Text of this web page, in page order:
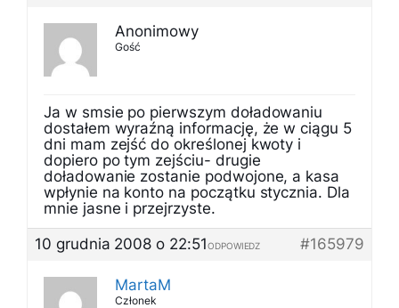
Anonimowy
Gość
Ja w smsie po pierwszym doładowaniu
dostałem wyraźną informację, że w ciągu 5
dni mam zejść do określonej kwoty i
dopiero po tym zejściu- drugie
doładowanie zostanie podwojone, a kasa
wpłynie na konto na początku stycznia. Dla
mnie jasne i przejrzyste.
10 grudnia 2008 o 22:51
#165979
ODPOWIEDZ
MartaM
Członek